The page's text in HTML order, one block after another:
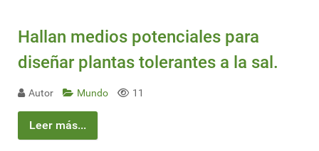
Hallan medios potenciales para
diseñar plantas tolerantes a la sal.
Autor Mundo 11
Leer más...